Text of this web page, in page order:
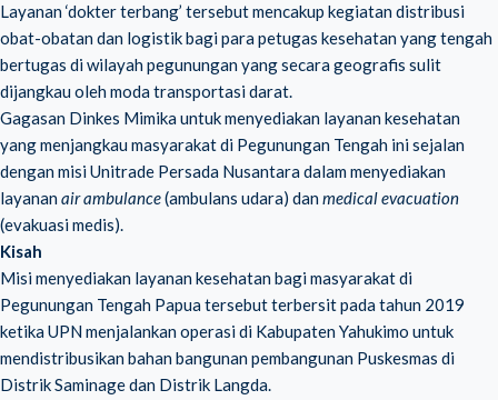
Layanan ‘dokter terbang’ tersebut mencakup kegiatan distribusi
obat-obatan dan logistik bagi para petugas kesehatan yang tengah
bertugas di wilayah pegunungan yang secara geografis sulit
dijangkau oleh moda transportasi darat.
Gagasan Dinkes Mimika untuk menyediakan layanan kesehatan
yang menjangkau masyarakat di Pegunungan Tengah ini sejalan
dengan misi Unitrade Persada Nusantara dalam menyediakan
layananair ambulance(ambulans udara) danmedical evacuation
(evakuasi medis).
Kisah
Misi menyediakan layanan kesehatan bagi masyarakat di
Pegunungan Tengah Papua tersebut terbersit pada tahun 2019
ketika UPN menjalankan operasi di Kabupaten Yahukimo untuk
mendistribusikan bahan bangunan pembangunan Puskesmas di
Distrik Saminage dan Distrik Langda.